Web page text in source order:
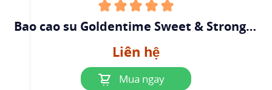
Bao cao su Goldentime Sweet & Stronger
Liên hệ
Mua ngay